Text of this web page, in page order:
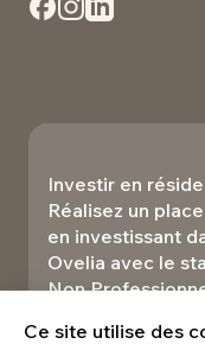
Ce site utilise des
Investir en
Réalisez un
en investissant
Ovelia avec le
Non